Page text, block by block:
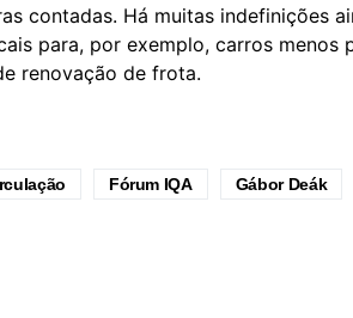
contadas. Há muitas indefinições
para, por exemplo, carros menos
renovação de frota.
Fórum IQA Gábor Deák